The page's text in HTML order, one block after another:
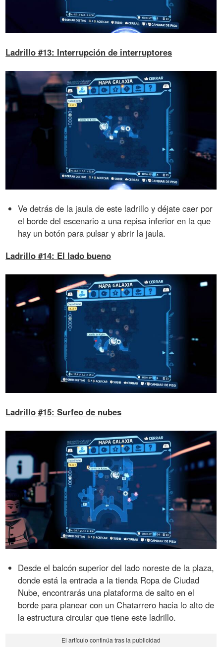
Ladrillo #13: Interrupción de interruptores
Ve detrás de la jaula de este ladrillo y déjate caer por
el borde del escenario a una repisa inferior en la que
hay un botón para pulsar y abrir la jaula.
Ladrillo #14: El lado bueno
Ladrillo #15: Surfeo de nubes
Desde el balcón superior del lado noreste de la plaza,
donde está la entrada a la tienda Ropa de Ciudad
Nube, encontrarás una plataforma de salto en el
borde para planear con un Chatarrero hacia lo alto de
la estructura circular que tiene este ladrillo.